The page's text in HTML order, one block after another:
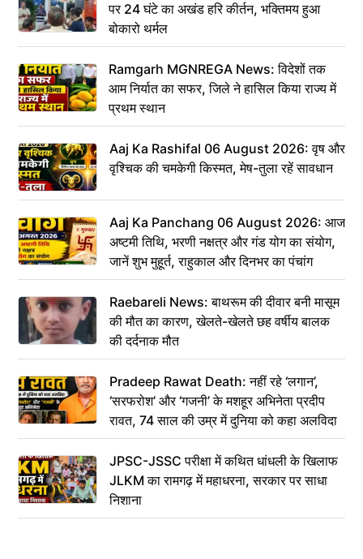
पर 24 घंटे का अखंड हरि कीर्तन, भक्तिमय हुआ
बोकारो थर्मल
Ramgarh MGNREGA News: विदेशों तक
आम निर्यात का सफर, जिले ने हासिल किया राज्य में
प्रथम स्थान
Aaj Ka Rashifal 06 August 2026: वृष और
वृश्चिक की चमकेगी किस्मत, मेष-तुला रहें सावधान
Aaj Ka Panchang 06 August 2026: आज
अष्टमी तिथि, भरणी नक्षत्र और गंड योग का संयोग,
जानें शुभ मुहूर्त, राहुकाल और दिनभर का पंचांग
Raebareli News: बाथरूम की दीवार बनी मासूम
की मौत का कारण, खेलते-खेलते छह वर्षीय बालक
की दर्दनाक मौत
Pradeep Rawat Death: नहीं रहे ‘लगान’,
‘सरफरोश’ और ‘गजनी’ के मशहूर अभिनेता प्रदीप
रावत, 74 साल की उम्र में दुनिया को कहा अलविदा
JPSC-JSSC परीक्षा में कथित धांधली के खिलाफ
JLKM का रामगढ़ में महाधरना, सरकार पर साधा
निशाना